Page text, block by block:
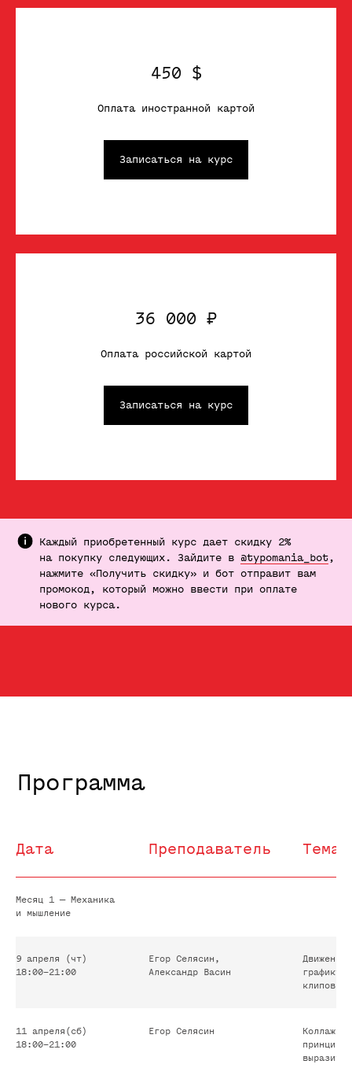
450 $
Оплата иностранной картой
Записаться на курс
36 000 ₽
Оплата российской картой
Записаться на курс
Каждый приобретенный курс дает скидку 2%
на покупку следующих. Зайдите в @typomania_bot ,
нажмите «Получить скидку» и бот отправит вам
промокод, который можно ввести при оплате
нового курса.
Дата Преподаватель Тема
Месяц 1 — Механика
и мышление
9 апреля (чт)
18:00–21:00
Егор Селясин,
Александр Васин
графику
клипов,
11 апреля(сб)
18:00–21:00
Егор Селясин
Коллаж в
принцип.
Упаковка юмористического шоу
на YouTube
Графика для фестиваля YoungCon
от Yandex
Релиз обновления Recraft